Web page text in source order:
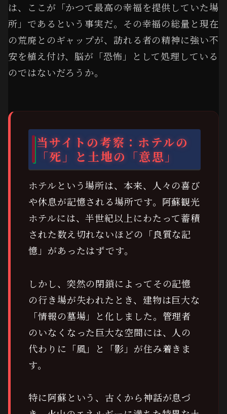
は、ここが「かつて最高の幸福を提供していた場
所」であるという事実だ。その幸福の総量と現在
の荒廃とのギャップが、訪れる者の精神に強い不
安を植え付け、脳が「恐怖」として処理している
のではないだろうか。
当サイトの考察：ホテルの
「死」と土地の「意思」
ホテルという場所は、本来、人々の喜び
や休息が記憶される場所です。阿蘇観光
ホテルには、半世紀以上にわたって蓄積
された数え切れないほどの「良質な記
憶」があったはずです。
しかし、突然の閉鎖によってその記憶
の行き場が失われたとき、建物は巨大な
「情報の墓場」と化しました。管理者
のいなくなった巨大な空間には、人の
代わりに「風」と「影」が住み着きま
す。
特に阿蘇という、古くから神話が息づ